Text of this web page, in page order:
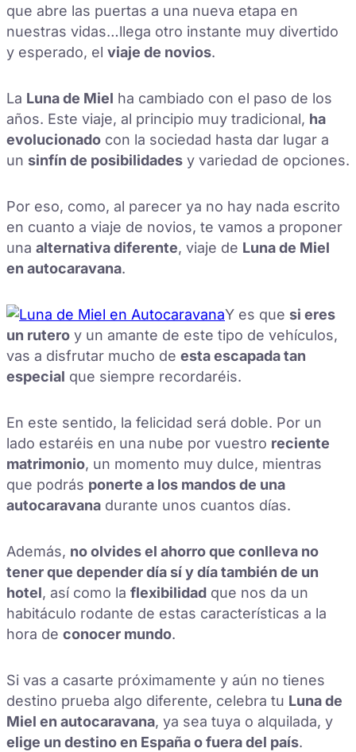
que abre las puertas a una nueva etapa en
nuestras vidas…llega otro instante muy divertido
y esperado, el viaje de novios.
La Luna de Miel ha cambiado con el paso de los
años. Este viaje, al principio muy tradicional, ha
evolucionado con la sociedad hasta dar lugar a
un sinfín de posibilidades y variedad de opciones.
Por eso, como, al parecer ya no hay nada escrito
en cuanto a viaje de novios, te vamos a proponer
una alternativa diferente, viaje de Luna de Miel
en autocaravana.
Y es que si eres
un rutero y un amante de este tipo de vehículos,
vas a disfrutar mucho de esta escapada tan
especial que siempre recordaréis.
En este sentido, la felicidad será doble. Por un
lado estaréis en una nube por vuestro reciente
matrimonio, un momento muy dulce, mientras
que podrás ponerte a los mandos de una
autocaravana durante unos cuantos días.
Además, no olvides el ahorro que conlleva no
tener que depender día sí y día también de un
hotel, así como la flexibilidad que nos da un
habitáculo rodante de estas características a la
hora de conocer mundo.
Si vas a casarte próximamente y aún no tienes
destino prueba algo diferente, celebra tu Luna de
Miel en autocaravana, ya sea tuya o alquilada, y
elige un destino en España o fuera del país.